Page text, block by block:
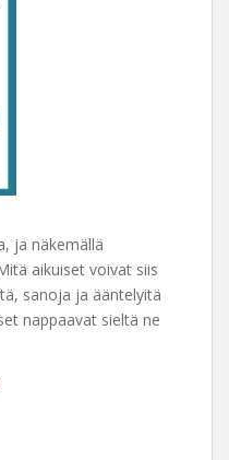
ja näkemällä
aikuiset voivat siis
sanoja ja ääntelyitä
nappaavat sieltä ne